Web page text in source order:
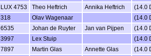
LUX 4753 Theo Heftrich Annika Heftrich (14.0
318 Olav Wagenaar (14.0
6535 Johan de Ruyter Jan van Pijpen (14.0
3997 Lex Stuip (14.0
7897 Martin Glas Annette Glas (14.0